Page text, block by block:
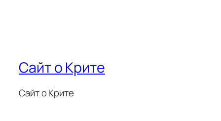
Сайт о Крите
Сайт о Крите